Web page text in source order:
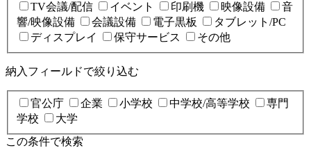
TV会議/配信 イベント 印刷機 映像設備
音
響/映像設備
会議設備 電子黒板
タブレット/PC
ディスプレイ
保守サービス その他
納入フィールドで絞り込む
官公庁 企業 小学校 中学校/高等学校
専門
学校
大学
この条件で検索